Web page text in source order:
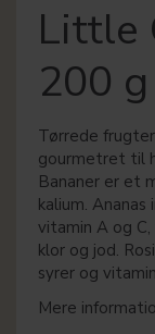
Little
200 g
Tørrede
gourmetret til
Bananer er et
kalium.
vitamin A og
klor og jod.
syrer og
Mere